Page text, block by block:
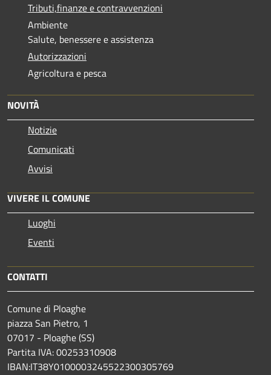
Tributi,finanze e contravvenzioni
Ambiente
Salute, benessere e assistenza
Autorizzazioni
Agricoltura e pesca
NOVITÀ
Notizie
Comunicati
Avvisi
VIVERE IL COMUNE
Luoghi
Eventi
CONTATTI
Comune di Ploaghe
piazza San Pietro, 1
07017 - Ploaghe (SS)
Partita IVA: 00253310908
IBAN:IT38Y0100003245522300305769